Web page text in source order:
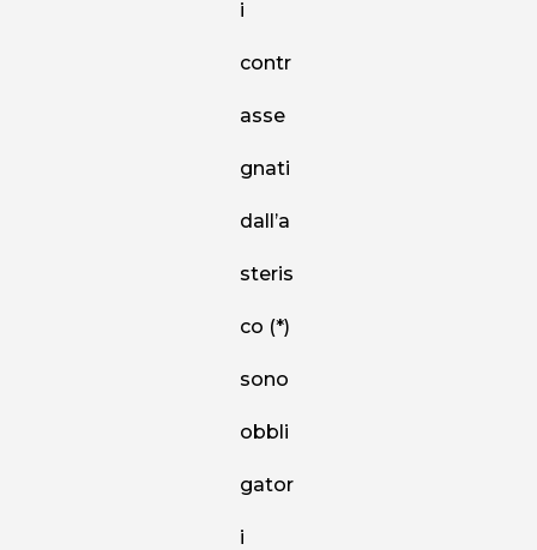
i
contr
asse
gnati
dall’a
steris
co (*)
sono
obbli
gator
i